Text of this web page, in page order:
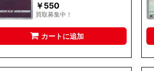
￥550
買取募集中！
カートに追加